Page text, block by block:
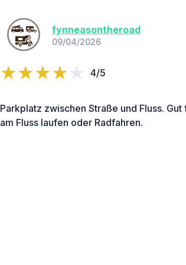
fynneasontheroad
09/04/2026
4/5
Parkplatz zwischen Straße und Fluss.
am Fluss laufen oder Radfahren.